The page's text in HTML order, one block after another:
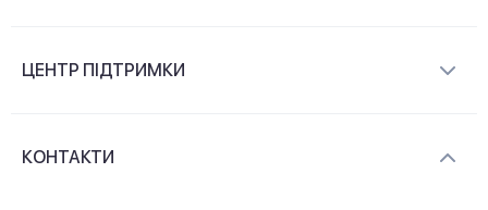
Контакти
ЦЕНТР ПІДТРИМКИ
КОНТАКТИ